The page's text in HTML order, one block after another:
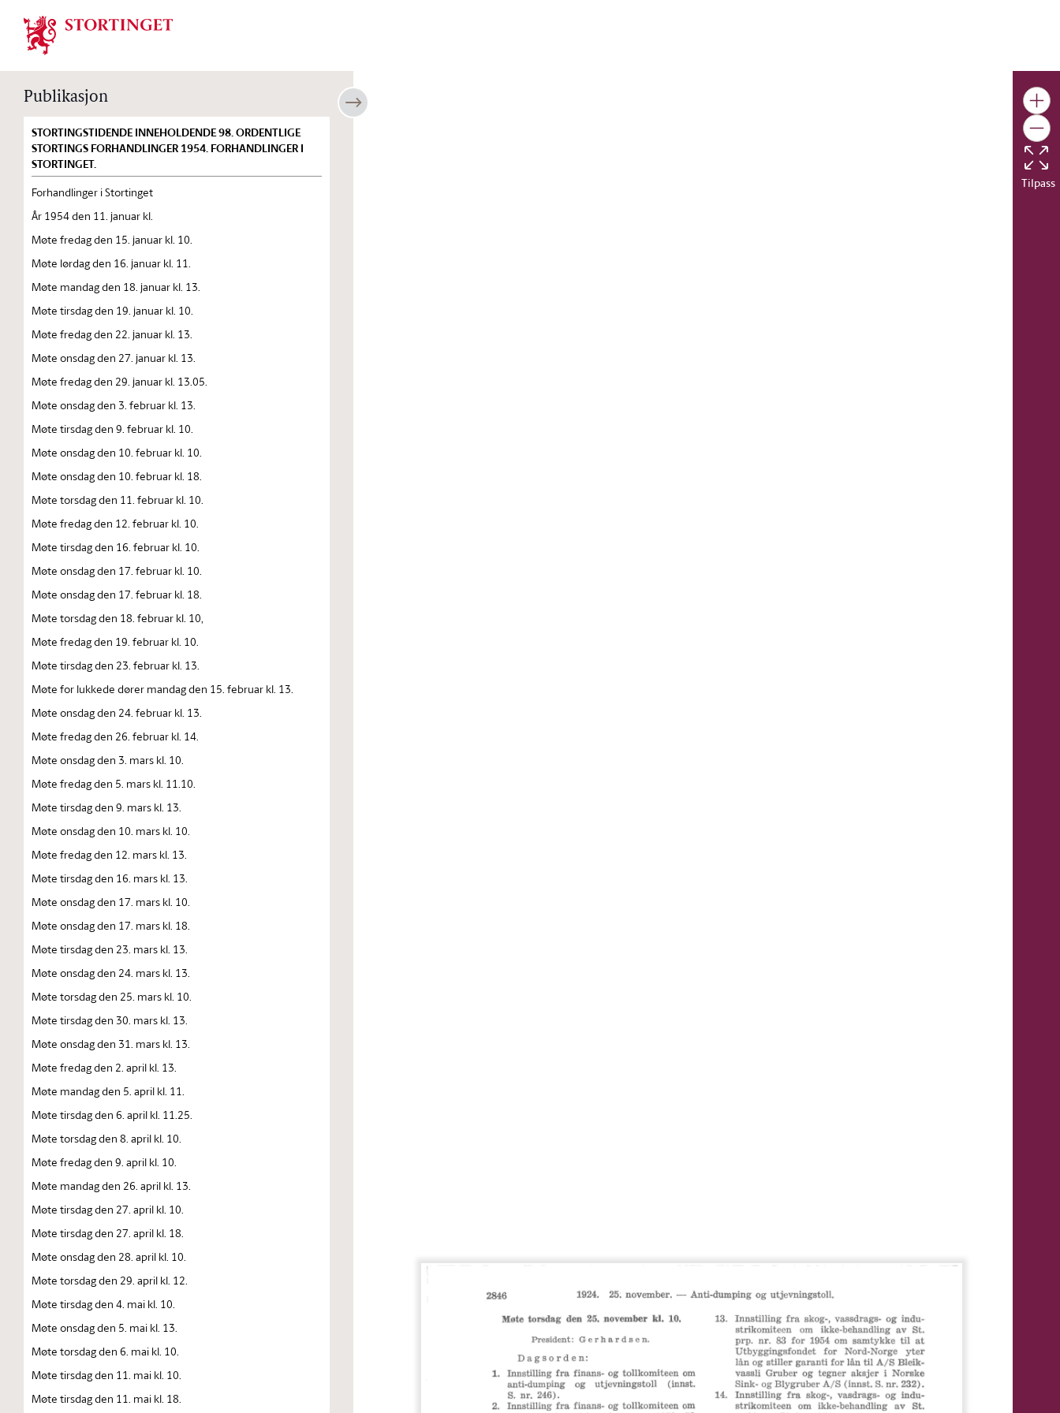
Stortinget.no
Publikasjon
STORTINGSTIDENDE INNEHOLDENDE 98. ORDENTLIGE
STORTINGS FORHANDLINGER 1954. FORHANDLINGER I
STORTINGET.
Forhandlinger i Stortinget
År 1954 den 11. januar kl.
Møte fredag den 15. januar kl. 10.
Møte lørdag den 16. januar kl. 11.
Møte mandag den 18. januar kl. 13.
Møte tirsdag den 19. januar kl. 10.
Møte fredag den 22. januar kl. 13.
Møte onsdag den 27. januar kl. 13.
Møte fredag den 29. januar kl. 13.05.
Møte onsdag den 3. februar kl. 13.
Møte tirsdag den 9. februar kl. 10.
Møte onsdag den 10. februar kl. 10.
Møte onsdag den 10. februar kl. 18.
Møte torsdag den 11. februar kl. 10.
Møte fredag den 12. februar kl. 10.
Møte tirsdag den 16. februar kl. 10.
Møte onsdag den 17. februar kl. 10.
Møte onsdag den 17. februar kl. 18.
Møte torsdag den 18. februar kl. 10,
Møte fredag den 19. februar kl. 10.
Møte tirsdag den 23. februar kl. 13.
Møte for lukkede dører mandag den 15. februar kl. 13.
Møte onsdag den 24. februar kl. 13.
Møte fredag den 26. februar kl. 14.
Møte onsdag den 3. mars kl. 10.
Møte fredag den 5. mars kl. 11.10.
Møte tirsdag den 9. mars kl. 13.
Møte onsdag den 10. mars kl. 10.
Møte fredag den 12. mars kl. 13.
Møte tirsdag den 16. mars kl. 13.
Møte onsdag den 17. mars kl. 10.
Møte onsdag den 17. mars kl. 18.
Møte tirsdag den 23. mars kl. 13.
Møte onsdag den 24. mars kl. 13.
Møte torsdag den 25. mars kl. 10.
Møte tirsdag den 30. mars kl. 13.
Møte onsdag den 31. mars kl. 13.
Møte fredag den 2. april kl. 13.
Møte mandag den 5. april kl. 11.
Møte tirsdag den 6. april kl. 11.25.
Møte torsdag den 8. april kl. 10.
Møte fredag den 9. april kl. 10.
Møte mandag den 26. april kl. 13.
Møte tirsdag den 27. april kl. 10.
Møte tirsdag den 27. april kl. 18.
Møte onsdag den 28. april kl. 10.
Møte torsdag den 29. april kl. 12.
Møte tirsdag den 4. mai kl. 10.
Møte onsdag den 5. mai kl. 13.
Møte torsdag den 6. mai kl. 10.
Møte tirsdag den 11. mai kl. 10.
Møte tirsdag den 11. mai kl. 18.